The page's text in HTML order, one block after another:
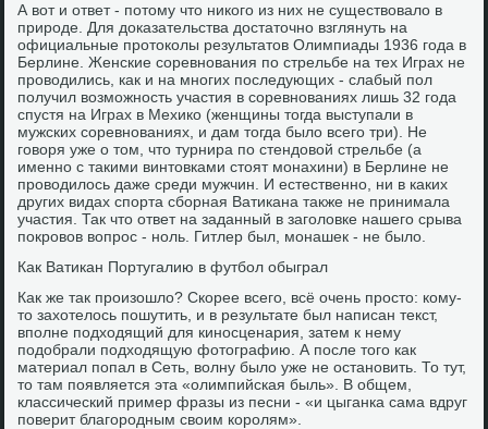
А вот и ответ - потому что никого из них не существовало в
природе. Для доказательства достаточно взглянуть на
официальные протоколы результатов Олимпиады 1936 года в
Берлине. Женские соревнования по стрельбе на тех Играх не
проводились, как и на многих последующих - слабый пол
получил возможность участия в соревнованиях лишь 32 года
спустя на Играх в Мехико (женщины тогда выступали в
мужских соревнованиях, и дам тогда было всего три). Не
говоря уже о том, что турнира по стендовой стрельбе (а
именно с такими винтовками стоят монахини) в Берлине не
проводилось даже среди мужчин. И естественно, ни в каких
других видах спорта сборная Ватикана также не принимала
участия. Так что ответ на заданный в заголовке нашего срыва
покровов вопрос - ноль. Гитлер был, монашек - не было.
Как Ватикан Португалию в футбол обыграл
Как же так произошло? Скорее всего, всё очень просто: кому-
то захотелось пошутить, и в результате был написан текст,
вполне подходящий для киносценария, затем к нему
подобрали подходящую фотографию. А после того как
материал попал в Сеть, волну было уже не остановить. То тут,
то там появляется эта «олимпийская быль». В общем,
классический пример фразы из песни - «и цыганка сама вдруг
поверит благородным своим королям».